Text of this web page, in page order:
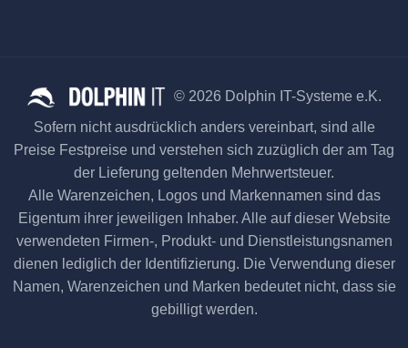
© 2026 Dolphin IT-Systeme e.K.
Sofern nicht ausdrücklich anders vereinbart, sind alle
Preise Festpreise und verstehen sich zuzüglich der am Tag
der Lieferung geltenden Mehrwertsteuer.
Alle Warenzeichen, Logos und Markennamen sind das
Eigentum ihrer jeweiligen Inhaber. Alle auf dieser Website
verwendeten Firmen-, Produkt- und Dienstleistungsnamen
dienen lediglich der Identifizierung. Die Verwendung dieser
Namen, Warenzeichen und Marken bedeutet nicht, dass sie
gebilligt werden.